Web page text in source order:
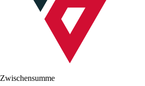
Zwischensumme